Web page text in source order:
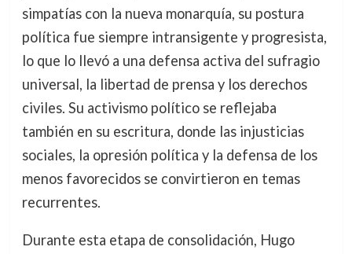
simpatías con la nueva monarquía, su postura
política fue siempre intransigente y progresista,
lo que lo llevó a una defensa activa del sufragio
universal, la libertad de prensa y los derechos
civiles. Su activismo político se reflejaba
también en su escritura, donde las injusticias
sociales, la opresión política y la defensa de los
menos favorecidos se convirtieron en temas
recurrentes.
Durante esta etapa de consolidación, Hugo